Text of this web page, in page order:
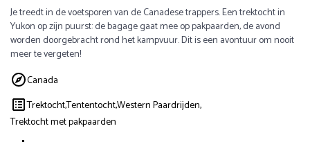
Je treedt in de voetsporen van de Canadese trappers. Een trektocht in
Yukon op zijn puurst: de bagage gaat mee op pakpaarden, de avond
worden doorgebracht rond het kampvuur. Dit is een avontuur om nooit
meer te vergeten!
Canada
Trektocht,Tententocht,Western Paardrijden,
Trektocht met pakpaarden